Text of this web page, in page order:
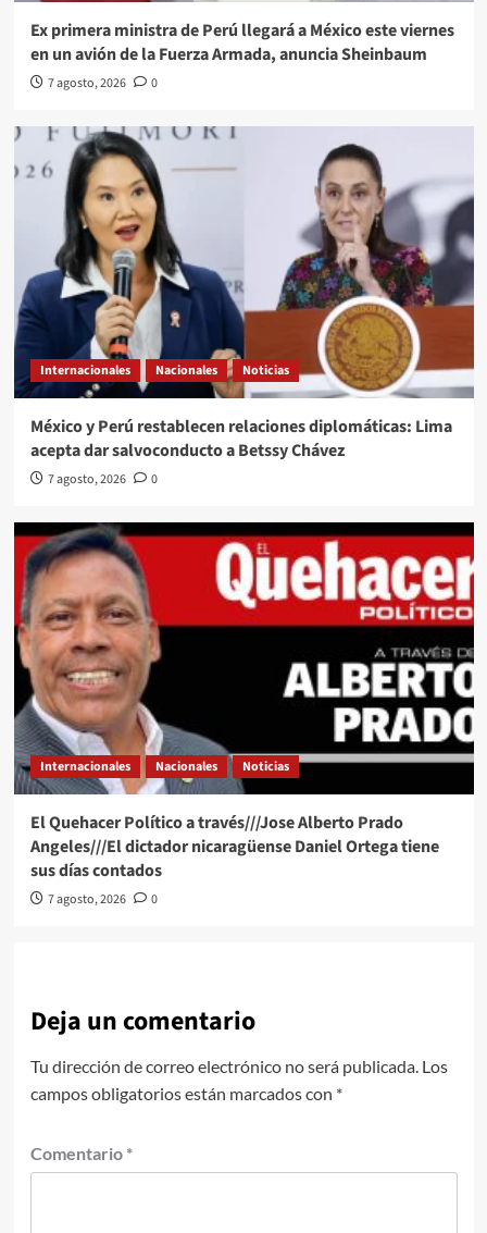
Ex primera ministra de Perú llegará a México este viernes
en un avión de la Fuerza Armada, anuncia Sheinbaum
7 agosto, 2026 0
Internacionales Nacionales Noticias
México y Perú restablecen relaciones diplomáticas: Lima
acepta dar salvoconducto a Betssy Chávez
7 agosto, 2026 0
Internacionales Nacionales Noticias
El Quehacer Político a través///Jose Alberto Prado
Angeles///El dictador nicaragüense Daniel Ortega tiene
sus días contados
7 agosto, 2026 0
Deja un comentario
Tu dirección de correo electrónico no será publicada. Los
campos obligatorios están marcados con *
Comentario *